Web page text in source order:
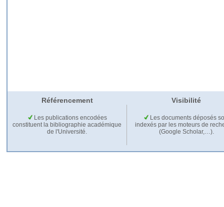
Référencement Visibilité
Les publications encodées
constituent la bibliographie académique
de l'Université.
Les documents déposés
indexés par les moteurs de
(Google Scholar,…).